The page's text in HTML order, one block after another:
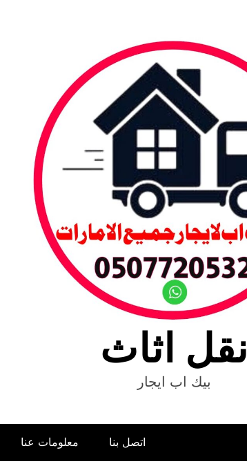
نقل اثاث
بيك اب ايجار
معلومات عنا اتصل بنا